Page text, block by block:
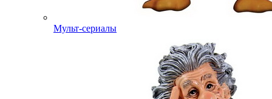
Мульт-сериалы